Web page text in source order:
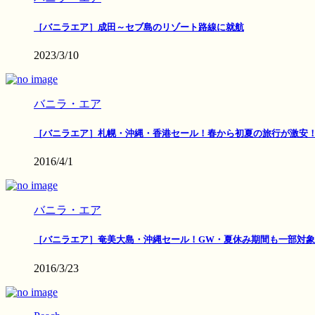
［バニラエア］成田～セブ島のリゾート路線に就航
2023/3/10
バニラ・エア
［バニラエア］札幌・沖縄・香港セール！春から初夏の旅行が激安
2016/4/1
バニラ・エア
［バニラエア］奄美大島・沖縄セール！GW・夏休み期間も一部対象
2016/3/23